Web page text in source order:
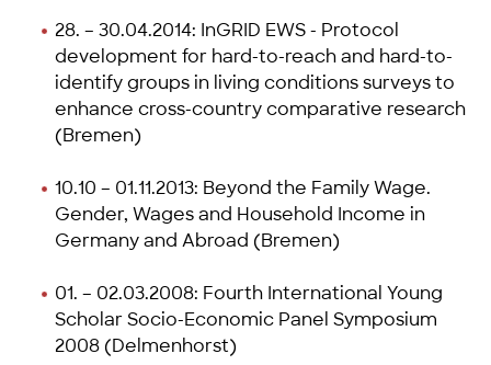
28. – 30.04.2014: InGRID EWS - Protocol
development for hard-to-reach and hard-to-
identify groups in living conditions surveys to
enhance cross-country comparative research
(Bremen)
10.10 – 01.11.2013: Beyond the Family Wage.
Gender, Wages and Household Income in
Germany and Abroad (Bremen)
01. – 02.03.2008: Fourth International Young
Scholar Socio-Economic Panel Symposium
2008 (Delmenhorst)